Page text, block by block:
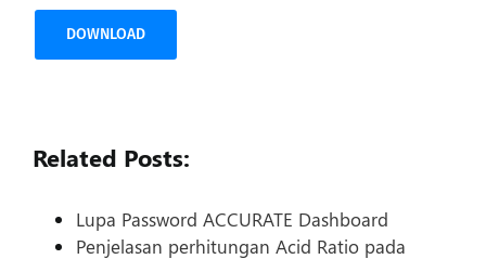
DOWNLOAD
Related Posts:
Lupa Password ACCURATE Dashboard
Penjelasan perhitungan Acid Ratio pada